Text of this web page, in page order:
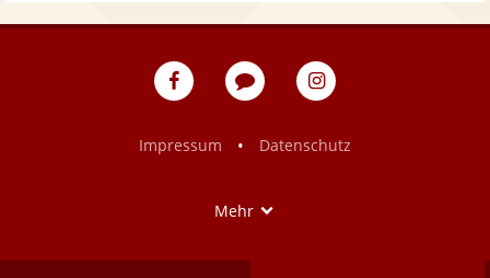
eventpeppers
Blog
eventpeppers
Impressum
• Datenschutz
Mehr